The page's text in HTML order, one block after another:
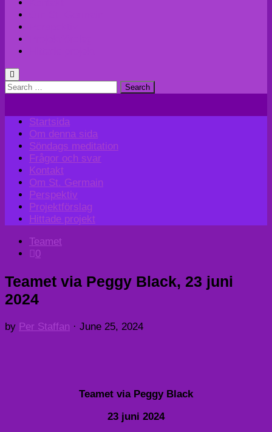
Search
Startsida
Om denna sida
Söndags meditation
Frågor och svar
Kontakt
Om St. Germain
Perspektiv
Projektförslag
Hittade projekt
Teamet
0
Teamet via Peggy Black, 23 juni
2024
by Per Staffan · June 25, 2024
Teamet via Peggy Black
23 juni 2024